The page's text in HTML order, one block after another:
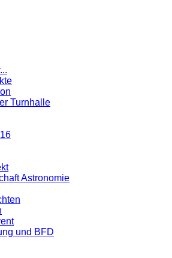
Turnhalle
Astronomie
und BFD